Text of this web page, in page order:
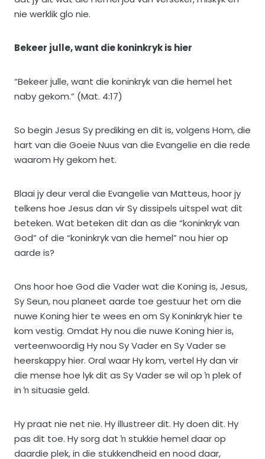
nie werklik glo nie.
Bekeer julle, want die koninkryk is hier
“Bekeer julle, want die koninkryk van die hemel het
naby gekom.” (Mat. 4:17)
So begin Jesus Sy prediking en dit is, volgens Hom, die
hart van die Goeie Nuus van die Evangelie en die rede
waarom Hy gekom het.
Blaai jy deur veral die Evangelie van Matteus, hoor jy
telkens hoe Jesus dan vir Sy dissipels uitspel wat dit
beteken. Wat beteken dit dan as die “koninkryk van
God” of die “koninkryk van die hemel” nou hier op
aarde is?
Ons hoor hoe God die Vader wat die Koning is, Jesus,
Sy Seun, nou planeet aarde toe gestuur het om die
nuwe Koning hier te wees en om Sy Koninkryk hier te
kom vestig. Omdat Hy nou die nuwe Koning hier is,
verteenwoordig Hy nou Sy Vader en Sy Vader se
heerskappy hier. Oral waar Hy kom, vertel Hy dan vir
die mense hoe lyk dit as Sy Vader se wil op ŉ plek of
in ŉ situasie geld.
Hy praat nie net nie. Hy illustreer dit. Hy doen dit. Hy
pas dit toe. Hy sorg dat ŉ stukkie hemel daar op
daardie plek, in die stukkendheid en nood daar,